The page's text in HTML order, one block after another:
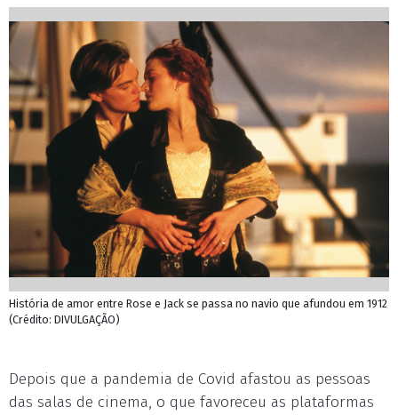
História de amor entre Rose e Jack se passa no navio que afundou em 1912
(Crédito: DIVULGAÇÃO)
Depois que a pandemia de Covid afastou as pessoas
das salas de cinema, o que favoreceu as plataformas